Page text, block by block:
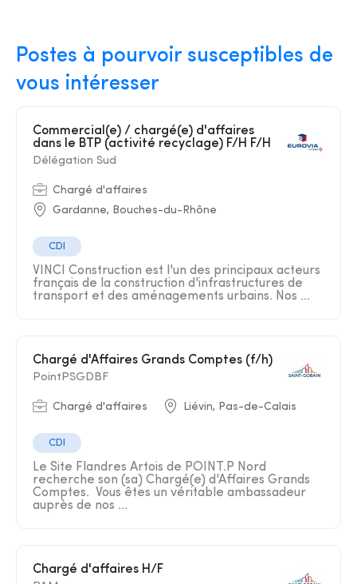
Postes à pourvoir susceptibles de
vous intéresser
Commercial(e) / chargé(e) d'affaires
dans le BTP (activité recyclage) F/H F/H
Délégation Sud
Chargé d'affaires
Gardanne, Bouches-du-Rhône
CDI
VINCI Construction est l'un des principaux acteurs
français de la construction d'infrastructures de
transport et des aménagements urbains. Nos ...
Chargé d'Affaires Grands Comptes (f/h)
PointPSGDBF
Chargé d'affaires Liévin, Pas-de-Calais
CDI
Le Site Flandres Artois de POINT.P Nord
recherche son (sa) Chargé(e) d'Affaires Grands
Comptes. Vous êtes un véritable ambassadeur
auprès de nos ...
Chargé d'affaires H/F